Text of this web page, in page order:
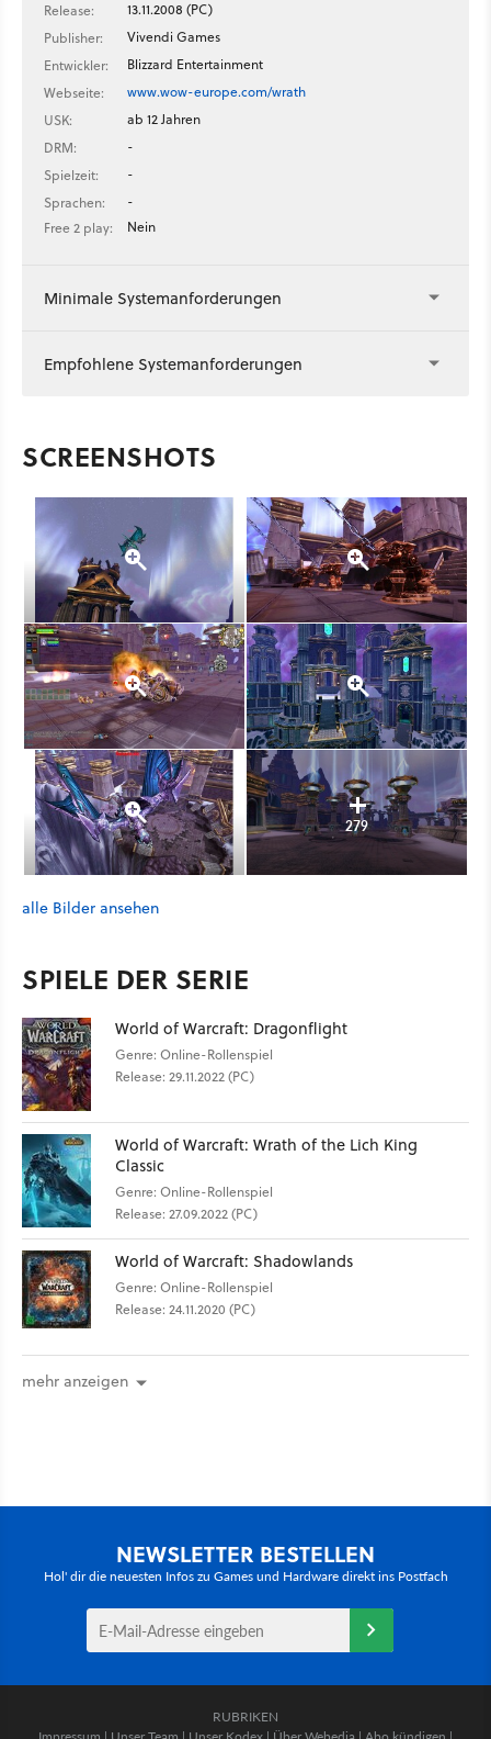
Release:
13.11.2008 (PC)
Publisher:
Vivendi Games
Entwickler:
Blizzard Entertainment
Webseite:
www.wow-europe.com/wrath
USK:
ab 12 Jahren
DRM:
-
Spielzeit:
-
Sprachen:
-
Free 2 play:
Nein
Minimale Systemanforderungen
Empfohlene Systemanforderungen
SCREENSHOTS
279
alle Bilder ansehen
SPIELE DER SERIE
World of Warcraft: Dragonflight
Genre: Online-Rollenspiel
Release: 29.11.2022 (PC)
World of Warcraft: Wrath of the Lich King
Classic
Genre: Online-Rollenspiel
Release: 27.09.2022 (PC)
World of Warcraft: Shadowlands
Genre: Online-Rollenspiel
Release: 24.11.2020 (PC)
mehr anzeigen
NEWSLETTER BESTELLEN
Hol' dir die neuesten Infos zu Games und Hardware direkt ins Postfach
RUBRIKEN